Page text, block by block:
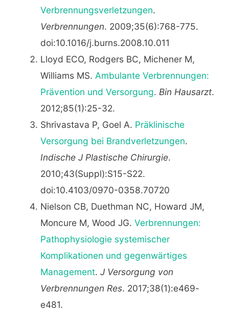
Verbrennungsverletzungen.
Verbrennungen. 2009;35(6):768-775.
doi:10.1016/j.burns.2008.10.011
Lloyd ECO, Rodgers BC, Michener M,
Williams MS. Ambulante Verbrennungen:
Prävention und Versorgung. Bin Hausarzt.
2012;85(1):25-32.
Shrivastava P, Goel A. Präklinische
Versorgung bei Brandverletzungen.
Indische J Plastische Chirurgie.
2010;43(Suppl):S15-S22.
doi:10.4103/0970-0358.70720
Nielson CB, Duethman NC, Howard JM,
Moncure M, Wood JG. Verbrennungen:
Pathophysiologie systemischer
Komplikationen und gegenwärtiges
Management. J Versorgung von
Verbrennungen Res. 2017;38(1):e469-
e481.